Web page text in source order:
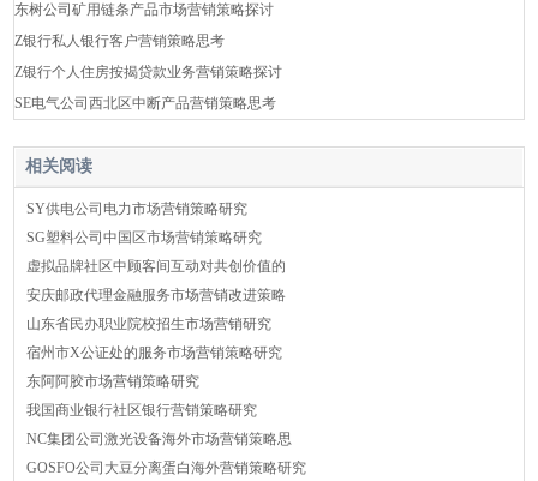
东树公司矿用链条产品市场营销策略探讨
Z银行私人银行客户营销策略思考
Z银行个人住房按揭贷款业务营销策略探讨
SE电气公司西北区中断产品营销策略思考
相关阅读
SY供电公司电力市场营销策略研究
SG塑料公司中国区市场营销策略研究
虚拟品牌社区中顾客间互动对共创价值的
安庆邮政代理金融服务市场营销改进策略
山东省民办职业院校招生市场营销研究
宿州市X公证处的服务市场营销策略研究
东阿阿胶市场营销策略研究
我国商业银行社区银行营销策略研究
NC集团公司激光设备海外市场营销策略思
GOSFO公司大豆分离蛋白海外营销策略研究